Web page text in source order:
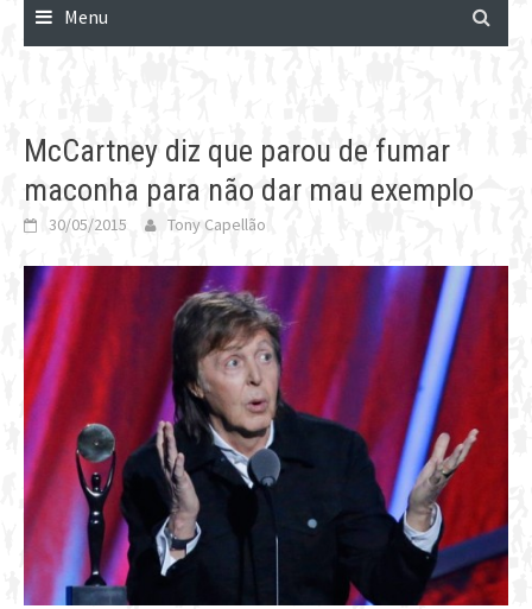
Menu
McCartney diz que parou de fumar
maconha para não dar mau exemplo
30/05/2015 Tony Capellão